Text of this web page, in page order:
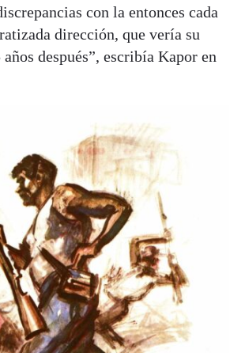
con la entonces cada
dirección, que vería su
después”, escribía Kapor en